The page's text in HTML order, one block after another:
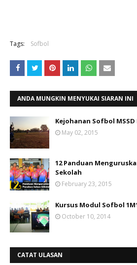
Tags: Sofbol
ANDA MUNGKIN MENYUKAI SIARAN INI
Kejohanan Sofbol MSSD
May 02, 2015
12 Panduan
Sekolah
February 23, 2015
Kursus Modul Sofbol
October 10, 2014
CATAT ULASAN